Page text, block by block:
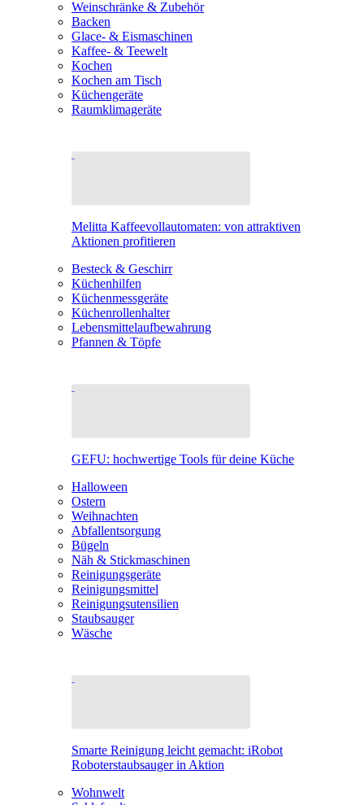
Weinschränke & Zubehör
Backen
Glace- & Eismaschinen
Kaffee- & Teewelt
Kochen
Kochen am Tisch
Küchengeräte
Raumklimageräte
Melitta Kaffeevollautomaten: von attraktiven
Aktionen profitieren
Besteck & Geschirr
Küchenhilfen
Küchenmessgeräte
Küchenrollenhalter
Lebensmittelaufbewahrung
Pfannen & Töpfe
GEFU: hochwertige Tools für deine Küche
Halloween
Ostern
Weihnachten
Abfallentsorgung
Bügeln
Näh & Stickmaschinen
Reinigungsgeräte
Reinigungsmittel
Reinigungsutensilien
Staubsauger
Wäsche
Smarte Reinigung leicht gemacht: iRobot
Roboterstaubsauger in Aktion
Wohnwelt